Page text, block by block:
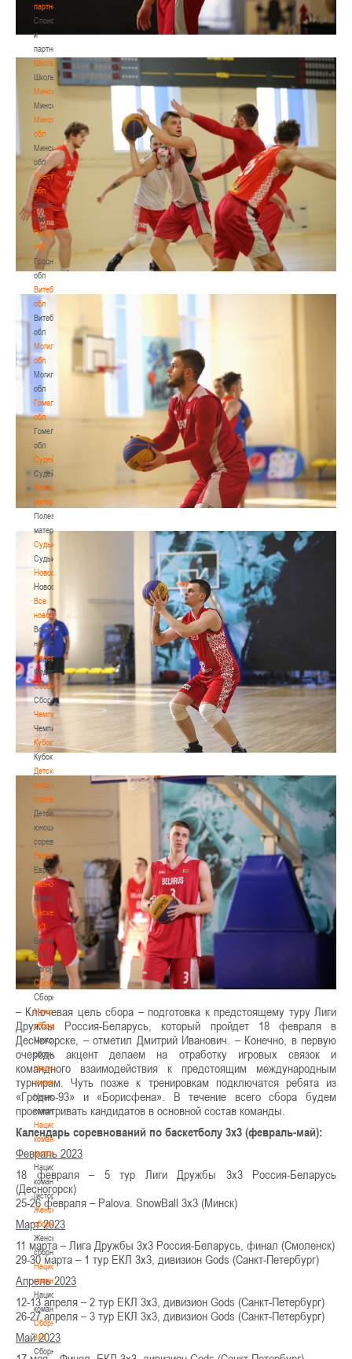
партнеры
Спонсоры
и
партнеры
Школы
Школы
Минск
Минск
Минская
обл
Минская
обл
Брестская
обл
Брестская
обл
Гродненская
обл
Гродненская
обл
Витебская
обл
Витебская
обл
Могилевская
обл
Могилевская
обл
Гомельская
обл
Гомельская
обл
Судейство
Судейство
Полезные
материалы
Полезные
материалы
Судьи
Судьи
Новости
Новости
Все
новости
Все
новости
Федерация
Федерация
Сборные
Сборные
Чемпионат
Чемпионат
Кубок
Кубок
Детско-
юношеские
соревнования
Детско-
юношеские
соревнования
Еврокубки
Еврокубки
Разное
Разное
Баскетбол
3х3
Баскетбол
3х3
Лого[modid=121]
Сборные
Сборные
Мужские
сборные
Мужские
сборные
Национальная
команда
Национальная
команда
Национальная
команда
(история)
Национальная
команда
(история)
Женские
сборные
Женские
сборные
Национальная
команда
Национальная
команда
Сборные
3х3
Сборные
– Ключевая цель сбора – подготовка к предстоящему туру Лиги
Дружбы Россия-Беларусь, который пройдет 18 февраля в
Десногорске, – отметил Дмитрий Иванович. – Конечно, в первую
очередь акцент делаем на отработку игровых связок и
командного взаимодействия к предстоящим международным
турнирам. Чуть позже к тренировкам подключатся ребята из
«Гродно-93» и «Борисфена». В течение всего сбора будем
просматривать кандидатов в основной состав команды.
Календарь соревнований по баскетболу 3х3 (февраль-май):
Февраль 2023
18 февраля – 5 тур Лиги Дружбы 3х3 Россия-Беларусь
(Десногорск)
25-26 февраля – Palova. SnowBall 3x3 (Минск)
Март 2023
11 марта – Лига Дружбы 3х3 Россия-Беларусь, финал (Смоленск)
29-30 марта – 1 тур ЕКЛ 3х3, дивизион Gods (Санкт-Петербург)
Апрель 2023
12-13 апреля – 2 тур ЕКЛ 3х3, дивизион Gods (Санкт-Петербург)
26-27 апреля – 3 тур ЕКЛ 3х3, дивизион Gods (Санкт-Петербург)
Май 2023